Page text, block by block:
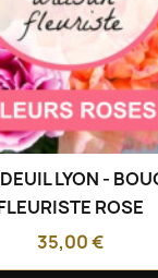
LYON -
ROSE
35,00 €